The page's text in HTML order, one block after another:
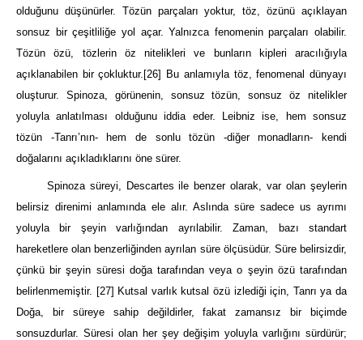
olduğunu düşünürler. Tözün parçaları yoktur, töz, özünü açıklayan
sonsuz bir çeşitliliğe yol açar. Yalnızca fenomenin parçaları olabilir.
Tözün özü, tözlerin öz nitelikleri ve bunların kipleri aracılığıyla
açıklanabilen bir çokluktur. [26]
Bu anlamıyla töz, fenomenal dünyayı
oluşturur. Spinoza, görünenin, sonsuz tözün, sonsuz öz nitelikler
yoluyla anlatılması olduğunu iddia eder. Leibniz ise, hem sonsuz
tözün -Tanrı’nın- hem de sonlu tözün -diğer monadların- kendi
doğalarını açıkladıklarını öne sürer.
Spinoza süreyi, Descartes ile benzer olarak, var olan şeylerin
belirsiz direnimi anlamında ele alır. Aslında süre sadece us ayrımı
yoluyla bir şeyin varlığından ayrılabilir. Zaman, bazı standart
hareketlere olan benzerliğinden ayrılan süre ölçüsüdür. Süre belirsizdir,
çünkü bir şeyin süresi doğa tarafından veya o şeyin özü tarafından
belirlenmemiştir. [27] Kutsal varlık kutsal özü izlediği için, Tanrı ya da
Doğa, bir süreye sahip değildirler, fakat zamansız bir biçimde
sonsuzdurlar. Süresi olan her şey değişim yoluyla varlığını sürdürür;